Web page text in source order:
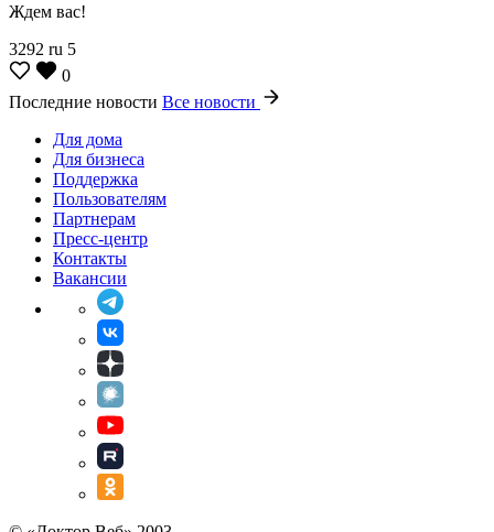
Ждем вас!
3292 ru 5
0
Последние новости Все новости
Для дома
Для бизнеса
Поддержка
Пользователям
Партнерам
Пресс-центр
Контакты
Вакансии